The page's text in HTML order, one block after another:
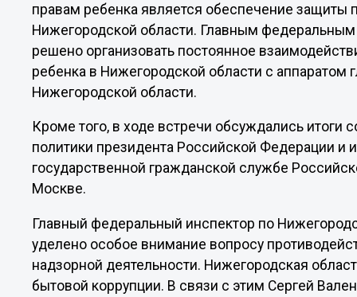
правам ребенка является обеспечение защиты
Нижегородской области. Главным
решено организовать постоянное
ребенка в Нижегородской области с аппаратом
Нижегородской области.
Кроме того, в ходе встречи обсуждались
политики президента Российской Федерации и
государственной гражданской службе
Москве.
Главный федеральный инспектор по
уделено особое внимание вопросу
надзорной деятельности. Нижегородская
бытовой коррупции. В связи с этим Сергей